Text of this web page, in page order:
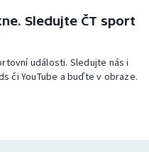
Sledujte ČT sport
události. Sledujte nás i
či YouTube a buďte v obraze.